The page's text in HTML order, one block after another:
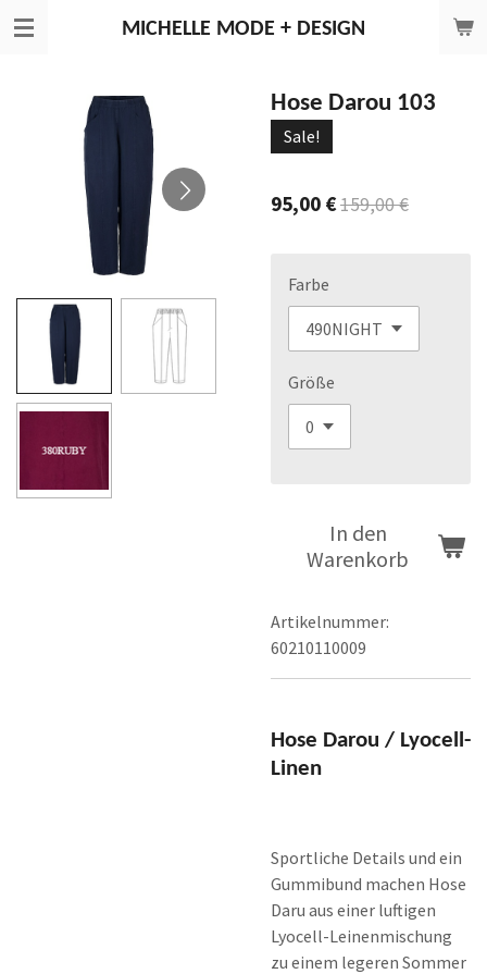
Zum
MICHELLE MODE + DESIGN
Hose Darou 103
Sale!
95,00 €159,00 €
Farbe
Größe
In den
Warenkorb
Artikelnummer:
60210110009
Hose Darou / Lyocell-
Linen
Sportliche Details und ein
Gummibund machen Hose
Daru aus einer luftigen
Lyocell-Leinenmischung
zu einem legeren Sommer